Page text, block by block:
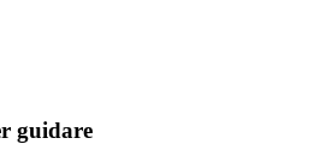
guidare